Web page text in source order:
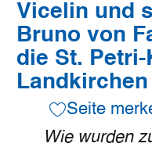
Vicelin und
Bruno von
die St.
Seite
Wie wurden